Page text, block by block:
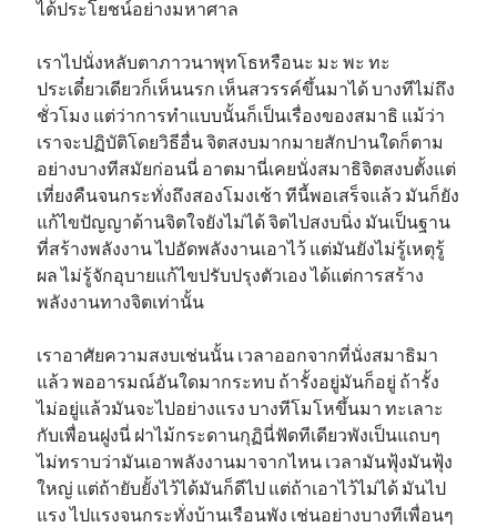
ได้ประโยชน์อย่างมหาศาล
เราไปนั่งหลับตาภาวนาพุทโธหรือนะ มะ พะ ทะ
ประเดี๋ยวเดียวก็เห็นนรก เห็นสวรรค์ขึ้นมาได้ บางทีไม่ถึง
ชั่วโมง แต่ว่าการทำแบบนั้นก็เป็นเรื่องของสมาธิ แม้ว่า
เราจะปฏิบัติโดยวิธีอื่น จิตสงบมากมายสักปานใดก็ตาม
อย่างบางทีสมัยก่อนนี่ อาตมานี่เคยนั่งสมาธิจิตสงบตั้งแต่
เที่ยงคืนจนกระทั่งถึงสองโมงเช้า ทีนี้พอเสร็จแล้ว มันก็ยัง
แก้ไขปัญญาด้านจิตใจยังไม่ได้ จิตไปสงบนิ่ง มันเป็นฐาน
ที่สร้างพลังงาน ไปอัดพลังงานเอาไว้ แต่มันยังไม่รู้เหตุรู้
ผล ไม่รู้จักอุบายแก้ไขปรับปรุงตัวเอง ได้แต่การสร้าง
พลังงานทางจิตเท่านั้น
เราอาศัยความสงบเช่นนั้น เวลาออกจากที่นั่งสมาธิมา
แล้ว พออารมณ์อันใดมากระทบ ถ้ารั้งอยู่มันก็อยู่ ถ้ารั้ง
ไม่อยู่แล้วมันจะไปอย่างแรง บางทีโมโหขึ้นมา ทะเลาะ
กับเพื่อนฝูงนี่ ฝาไม้กระดานกุฏินี่ฟัดทีเดียวพังเป็นแถบๆ
ไม่ทราบว่ามันเอาพลังงานมาจากไหน เวลามันฟุ้งมันฟุ้ง
ใหญ่ แต่ถ้ายับยั้งไว้ได้มันก็ดีไป แต่ถ้าเอาไว้ไม่ได้ มันไป
แรง ไปแรงจนกระทั่งบ้านเรือนพัง เช่นอย่างบางทีเพื่อนๆ